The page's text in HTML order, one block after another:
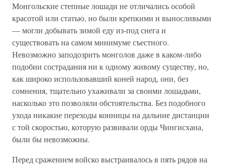
Монгольские степные лошади не отличались особой
красотой или статью, но были крепкими и выносливыми
— могли добывать зимой еду из-под снега и
существовать на самом минимуме съестного.
Невозможно заподозрить монголов даже в каком-либо
подобии сострадания ни к одному живому существу, но,
как широко использовавший коней народ, они, без
сомнения, тщательно ухаживали за своими лошадьми,
насколько это позволяли обстоятельства. Без подобного
ухода никакие переходы конницы на дальние дистанции
с той скоростью, которую развивали орды Чингисхана,
были бы невозможны.
Перед сражением войско выстраивалось в пять рядов на